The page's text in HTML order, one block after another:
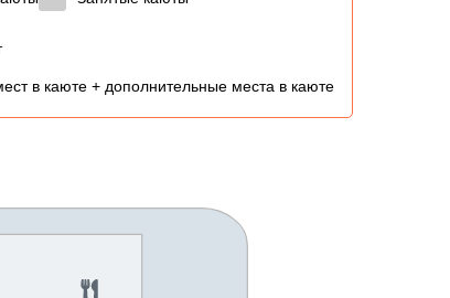
в каюте + дополнительные места в каюте